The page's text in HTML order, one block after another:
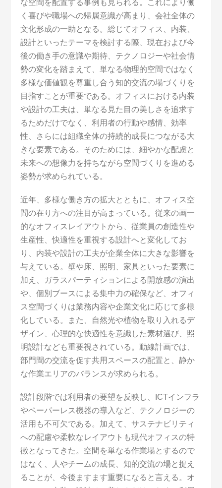
な空間を配置する事例も見られる。これにより働
く喜びや職場への帰属意識が高まり、会社全体の
文化形成の一助となる。総じてオフィス、内装、
設計といったテーマを検討する際、現在および今
後の働き手の意識や期待、テクノロジーや社会情
勢の変化を踏まえて、単なる物理的空間ではなく
多様な価値観を尊重し合う知的交流の場づくりを
目指すことが重要である。オフィスにおける内装
や設計の工夫は、単なる見た目の美しさを追求す
るためだけでなく、利用者の行動や感情、効率
性、さらには組織全体の持続的成長につながる大
きな要素である。そのためには、細やかな配慮と
未来への想像力を持ちながら空間づくりを進める
姿勢が求められている。
近年、多様な働き方の拡大とともに、オフィス空
間の在り方への注目が高まっている。従来の画一
的なオフィスレイアウトから、従業員の創造性や
生産性、快適性を重視する設計へと変化してお
り、内装や設計の工夫が企業全体に大きな影響を
与えている。壁や床、照明、家具といった要素に
加え、ガラスパーティションによる開放感の演出
や、個別ブースによる集中力の確保など、オフィ
ス空間づくりは業務内容や企業文化に応じて多様
化している。また、自然光や植物を取り入れるデ
ザイン、心理的な快適性を意識した素材選び、照
明設計なども重要視されている。動線計画では、
部門間の交流を促す共用スペースの配置と、静か
な作業エリアのバランスが求められる。
設計段階では利用者の要望を反映し、ICTインフラ
やペーパーレス機器の導入など、テクノロジーの
活用も不可欠である。加えて、サステナビリティ
への配慮や柔軟なレイアウトも現代オフィスの特
徴となってきた。空間を単なる作業場とするので
はなく、人やチームの成長、知的交流の場と捉え
ることが、今後ますます重要になると言える。オ